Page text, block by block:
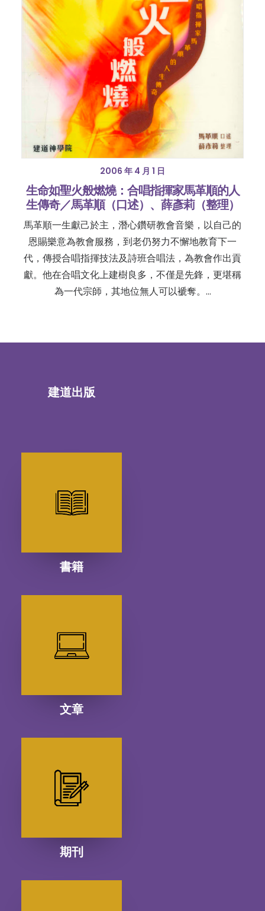
2006 年 4 月 1 日
生命如聖火般燃燒：合唱指揮家馬革順的人
生傳奇／馬革順（口述）、薛彥莉（整理）
馬革順一生獻己於主，潛心鑽研教會音樂，以自己的
恩賜樂意為教會服務，到老仍努力不懈地教育下一
代，傳授合唱指揮技法及詩班合唱法，為教會作出貢
獻。他在合唱文化上建樹良多，不僅是先鋒，更堪稱
為一代宗師，其地位無人可以褫奪。…
建道出版
書籍
文章
期刊